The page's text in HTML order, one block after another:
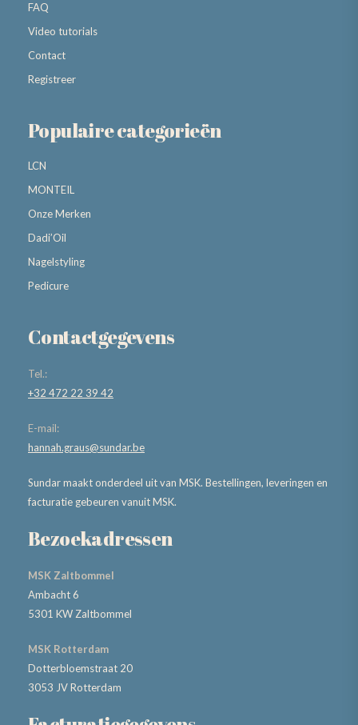
FAQ
Video tutorials
Contact
Registreer
Populaire categorieën
LCN
MONTEIL
Onze Merken
Dadi’Oil
Nagelstyling
Pedicure
Contactgegevens
Tel.:
+32 472 22 39 42
E-mail:
hannah.graus@sundar.be
Sundar maakt onderdeel uit van MSK. Bestellingen, leveringen en
facturatie gebeuren vanuit MSK.
Bezoekadressen
MSK Zaltbommel
Ambacht 6
5301 KW Zaltbommel
MSK Rotterdam
Dotterbloemstraat 20
3053 JV Rotterdam